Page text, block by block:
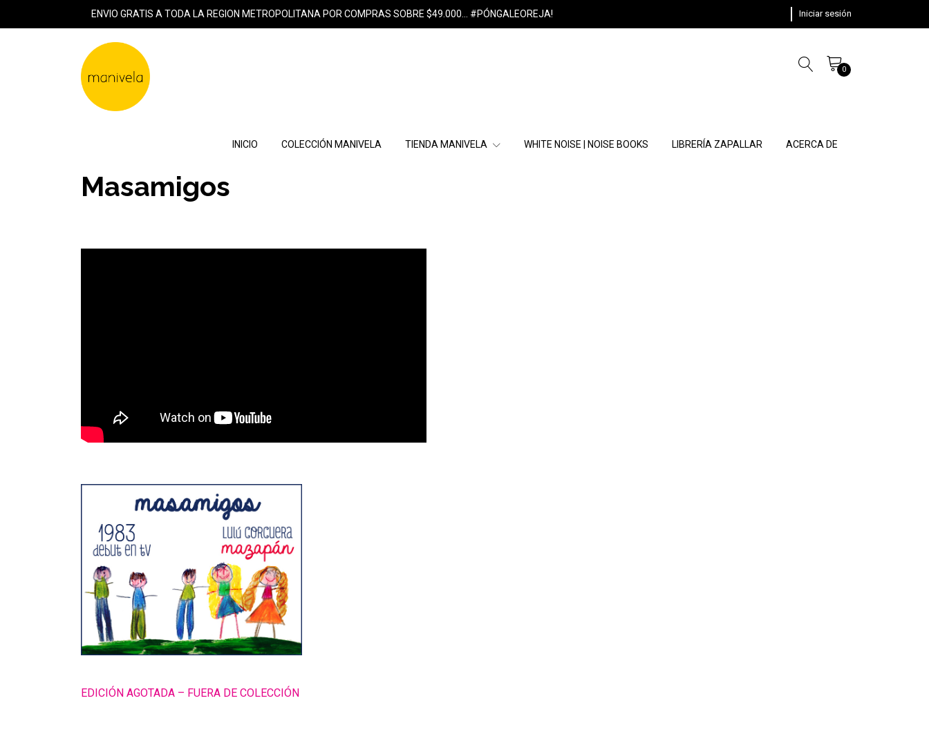
ENVIO GRATIS A TODA LA REGION METROPOLITANA POR COMPRAS SOBRE $49.000... #PÓNGALEOREJA! Iniciar sesión
0
INICIO COLECCIÓN MANIVELA TIENDA MANIVELA WHITE NOISE | NOISE BOOKS LIBRERÍA ZAPALLAR ACERCA DE
Masamigos
EDICIÓN AGOTADA – FUERA DE COLECCIÓN